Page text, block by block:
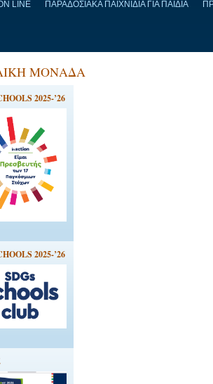
LINE ΠΑΡΑΔΟΣΙΑΚΑ ΠΑΙΧΝΙΔΙΑ ΓΙΑ ΠΑΙΔΙΑ
ΜΟΝΑΔΑ
2025-’26
2025-’26